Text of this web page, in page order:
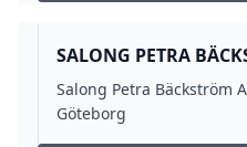
SALONG PETRA
LINDHOLMEN
Salong Petra Bäckström
Göteborg